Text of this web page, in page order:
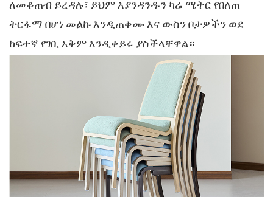
ለመቆጠብ ይረዳሉ፣ ይህም እያንዳንዱን ካሬ ሜትር የበለጠ
ትርፋማ በሆነ መልኩ እንዲጠቀሙ እና ውስን ቦታዎችን ወደ
ከፍተኛ የገቢ አቅም እንዲቀይሩ ያስችላቸዋል።